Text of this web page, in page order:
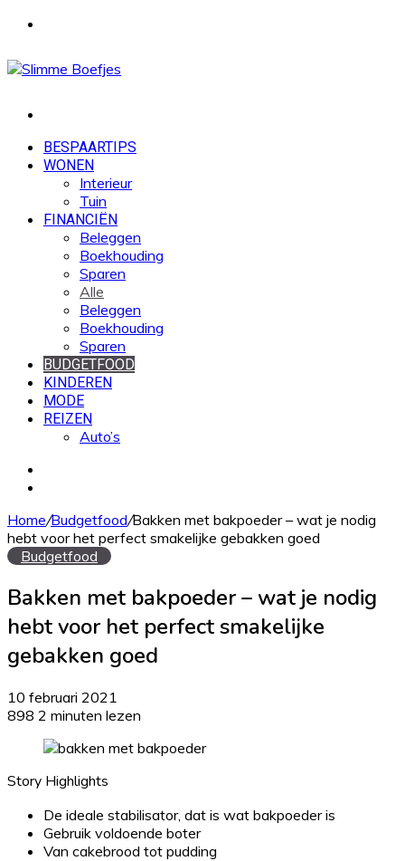
BESPAARTIPS
WONEN
Interieur
Tuin
FINANCIËN
Beleggen
Boekhouding
Sparen
Alle
Beleggen
Boekhouding
Sparen
BUDGETFOOD
KINDEREN
MODE
REIZEN
Auto’s
Home/Budgetfood/Bakken met bakpoeder – wat je nodig
hebt voor het perfect smakelijke gebakken goed
Budgetfood
Bakken met bakpoeder – wat je nodig
hebt voor het perfect smakelijke
gebakken goed
10 februari 2021
898 2 minuten lezen
Story Highlights
De ideale stabilisator, dat is wat bakpoeder is
Gebruik voldoende boter
Van cakebrood tot pudding